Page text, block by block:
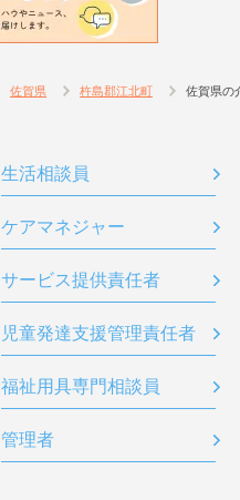
佐賀県 杵島郡江北町 佐賀県の
生活相談員
ケアマネジャー
サービス提供責任者
児童発達支援管理責任者
福祉用具専門相談員
管理者